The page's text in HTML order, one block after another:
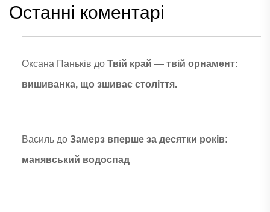
Останні коментарі
Оксана Паньків до Твій край — твій орнамент:
вишиванка, що зшиває століття.
Васильдо Замерз вперше за десятки років:
манявський водоспад